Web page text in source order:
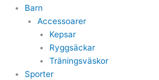
Barn
Accessoarer
Kepsar
Ryggsäckar
Träningsväskor
Sporter